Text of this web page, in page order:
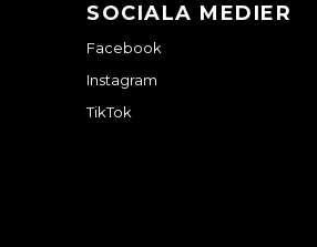
SOCIALA MEDIER
Facebook
Instagram
TikTok